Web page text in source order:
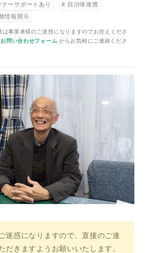
ナーサポートあり
自治体連携
情報開示
は事業者様のご迷惑になりますのでお控えくださ
お問い合わせフォーム からお気軽にご連絡くださ
迷惑になりますので、直接のご連
だきますようお願いいたします。